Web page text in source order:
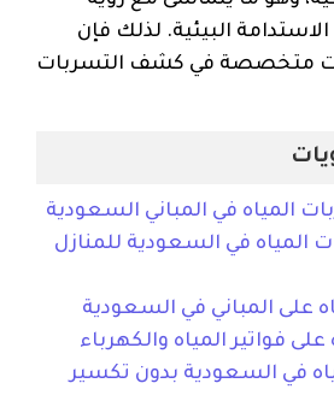
البيئية. لذلك فإن
متخصصة في كشف التسربات
المياه في المباني السعودية
في السعودية للمنازل
على المباني في السعودية
على فواتير المياه والكهرباء
في السعودية بدون تكسير